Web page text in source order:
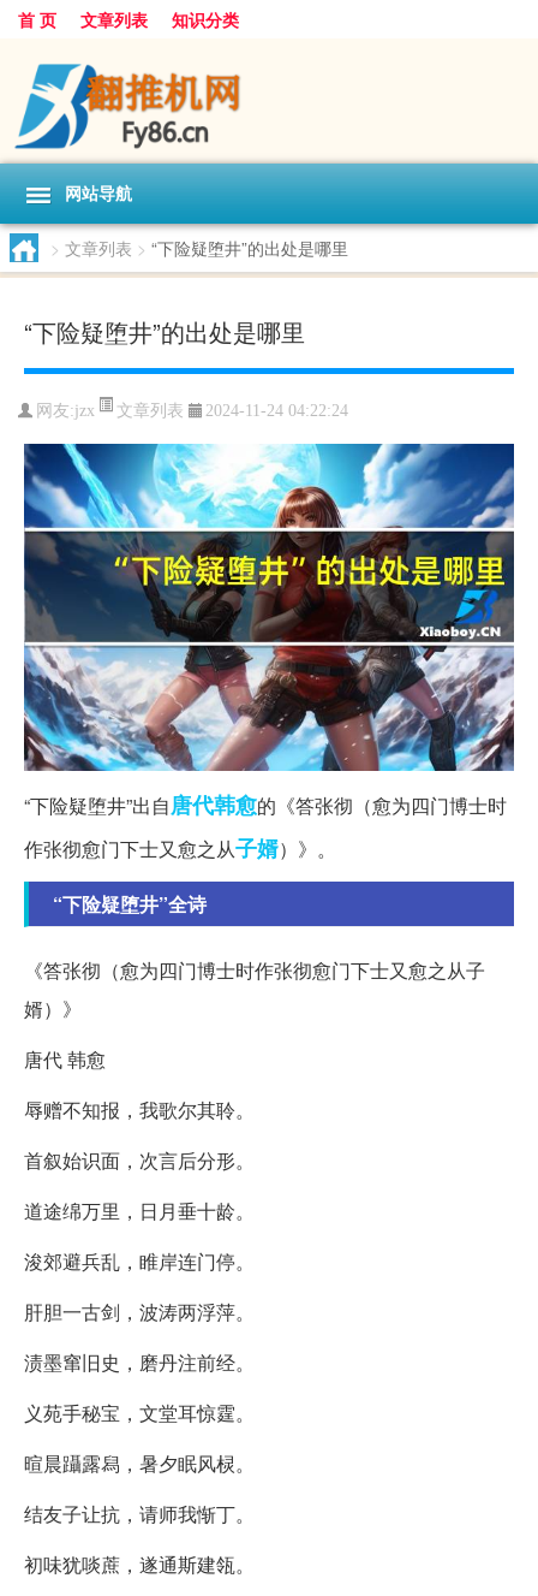
首 页 文章列表 知识分类
网站导航
> 文章列表 > “下险疑堕井”的出处是哪里
“下险疑堕井”的出处是哪里
网友:jzx 文章列表 2024-11-24 04:22:24
“下险疑堕井”出自唐代韩愈的《答张彻（愈为四门博士时
作张彻愈门下士又愈之从子婿）》。
“下险疑堕井”全诗
《答张彻（愈为四门博士时作张彻愈门下士又愈之从子
婿）》
唐代 韩愈
辱赠不知报，我歌尔其聆。
首叙始识面，次言后分形。
道途绵万里，日月垂十龄。
浚郊避兵乱，睢岸连门停。
肝胆一古剑，波涛两浮萍。
渍墨窜旧史，磨丹注前经。
义苑手秘宝，文堂耳惊霆。
暄晨躡露舄，暑夕眠风棂。
结友子让抗，请师我惭丁。
初味犹啖蔗，遂通斯建瓴。